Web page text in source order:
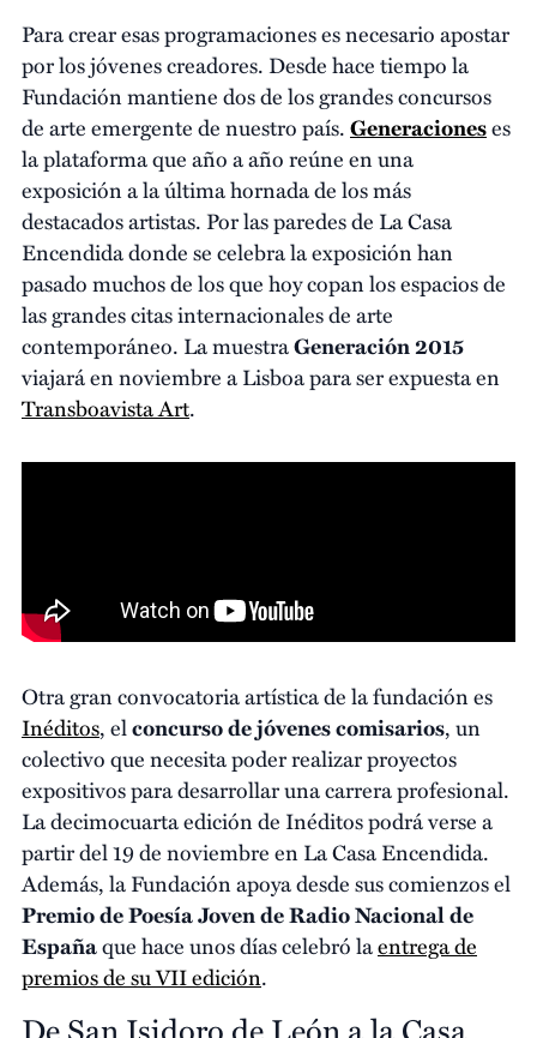
Para crear esas programaciones es necesario apostar
por los jóvenes creadores. Desde hace tiempo la
Fundación mantiene dos de los grandes concursos
de arte emergente de nuestro país.Generacioneses
la plataforma que año a año reúne en una
exposición a la última hornada de los más
destacados artistas. Por las paredes de La Casa
Encendida donde se celebra la exposición han
pasado muchos de los que hoy copan los espacios de
las grandes citas internacionales de arte
contemporáneo. La muestraGeneración 2015
viajará en noviembre a Lisboa para ser expuesta en
Transboavista Art.
Otra gran convocatoria artística de la fundación es
Inéditos, elconcurso de jóvenes comisarios, un
colectivo que necesita poder realizar proyectos
expositivos para desarrollar una carrera profesional.
La decimocuarta edición de Inéditos podrá verse a
partir del 19 de noviembre en La Casa Encendida.
Además, la Fundación apoya desde sus comienzos el
Premio de Poesía Joven de Radio Nacional de
Españaque hace unos días celebró laentrega de
premios de su VII edición.
De San Isidoro de León a la Casa